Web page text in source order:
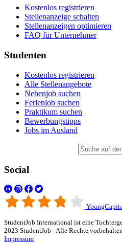
Kostenlos registrieren
Stellenanzeige schalten
Stellenanzeigen optimieren
FAQ für Unternehmer
Studenten
Kostenlos registrieren
Alle Stellenangebote
Nebenjob suchen
Ferienjob suchen
Praktikum suchen
Bewerbungstipps
Jobs im Ausland
Social
StudentJob International ist eine
2023 StudentJob - Alle Rechte
Impressum